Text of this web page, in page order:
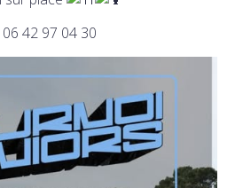
42 97 04 30